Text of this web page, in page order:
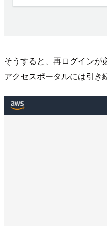
そうすると、再ログインが
アクセスポータルには引き